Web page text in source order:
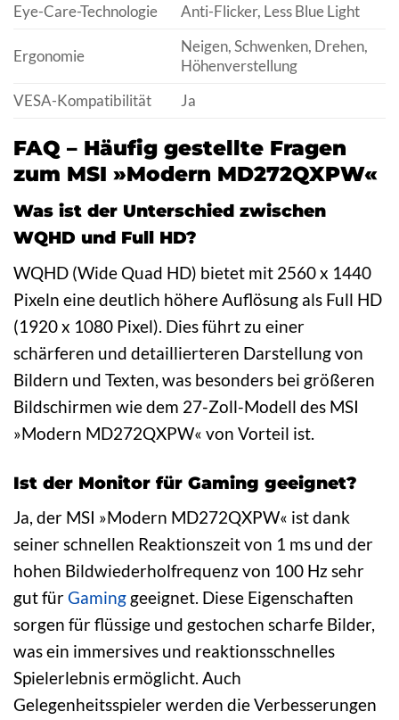
Eye-Care-Technologie
Anti-Flicker, Less Blue Light
Ergonomie
Neigen, Schwenken, Drehen,
Höhenverstellung
VESA-Kompatibilität
Ja
FAQ – Häufig gestellte Fragen
zum MSI »Modern MD272QXPW«
Was ist der Unterschied zwischen
WQHD und Full HD?
WQHD (Wide Quad HD) bietet mit 2560 x 1440
Pixeln eine deutlich höhere Auflösung als Full HD
(1920 x 1080 Pixel). Dies führt zu einer
schärferen und detaillierteren Darstellung von
Bildern und Texten, was besonders bei größeren
Bildschirmen wie dem 27-Zoll-Modell des MSI
»Modern MD272QXPW« von Vorteil ist.
Ist der Monitor für Gaming geeignet?
Ja, der MSI »Modern MD272QXPW« ist dank
seiner schnellen Reaktionszeit von 1 ms und der
hohen Bildwiederholfrequenz von 100 Hz sehr
gut fürGaming geeignet. Diese Eigenschaften
sorgen für flüssige und gestochen scharfe Bilder,
was ein immersives und reaktionsschnelles
Spielerlebnis ermöglicht. Auch
Gelegenheitsspieler werden die Verbesserungen